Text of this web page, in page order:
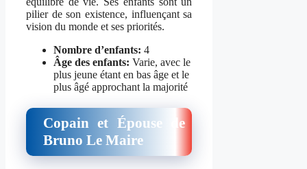
pilier de son existence, influençant sa
vision du monde et ses priorités.
Nombre d’enfants: 4
Âge des enfants: Varie, avec le
plus jeune étant en bas âge et le
plus âgé approchant la majorité
Copain et Épouse de
Bruno Le Maire